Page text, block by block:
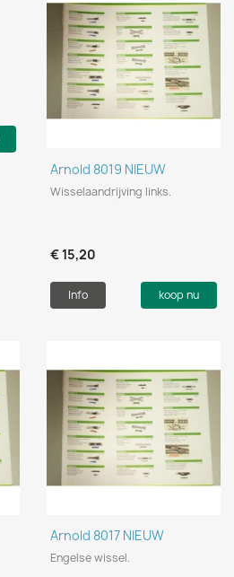
Arnold 8019 NIEUW
Wisselaandrijving links.
€ 15,20
Info koop nu
Arnold 8017 NIEUW
Engelse wissel.